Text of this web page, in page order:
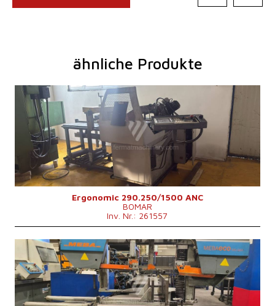
ähnliche Produkte
Baujahr:
Max. Durchmesser des geschnittenen
Materials
250 mm
Maschinengewicht
900 kg
Maschinenabmessungen L x B x H
1980x1750x1470
Kontrollsystem
nein
Ergonomic 290.250/1500 ANC
BOMAR
Inv. Nr.: 261557
Baujahr:
2012
Max. Durchmesser des geschnittenen
Materials
335 mm
Maschinenabmessungen L x B x H
2480x2300x1900
mm